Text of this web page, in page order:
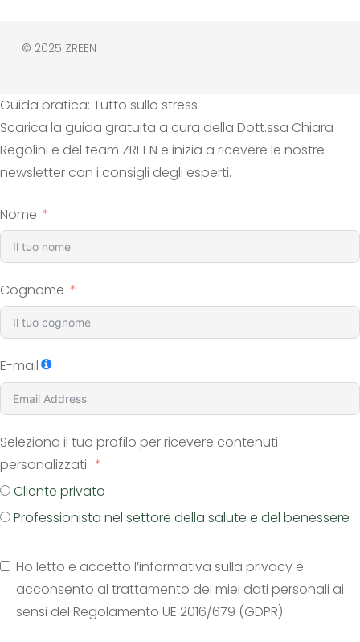
© 2025 ZREEN
Guida pratica: Tutto sullo stress
Scarica la guida gratuita a cura della Dott.ssa Chiara
Regolini e del team ZREEN e inizia a ricevere le nostre
newsletter con i consigli degli esperti.
Nome
Cognome
E-mail
Seleziona il tuo profilo per ricevere contenuti
personalizzati:
Cliente privato
Professionista nel settore della salute e del benessere
Ho letto e accetto l’informativa sulla privacy e
acconsento al trattamento dei miei dati personali ai
sensi del Regolamento UE 2016/679 (GDPR)